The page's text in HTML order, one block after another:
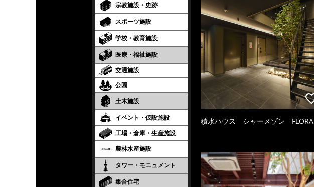
宗教施設・史跡
スポーツ施設
学校・教育施設
医療・福祉施設
交通施設
公園
土木施設
イベント・仮設施設
工場・倉庫・生産施設
農林水産施設
タワー・モニュメント
集合住宅
積水ハウス シャーメゾン FLORA